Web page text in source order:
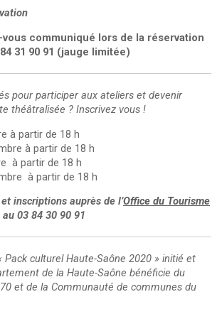
communiqué lors de la réservation
31 90 91 (jauge limitée)
pour participer aux ateliers et devenir
théâtralisée ? Inscrivez vous !
à partir de 18 h
à partir de 18 h
à partir de 18 h
à partir de 18 h
inscriptions auprès de l’Office du Tourisme
au 03 84 30 90 91
Pack culturel Haute-Saône 2020 » initié et
de la Haute-Saône bénéficie du
et de la Communauté de communes du